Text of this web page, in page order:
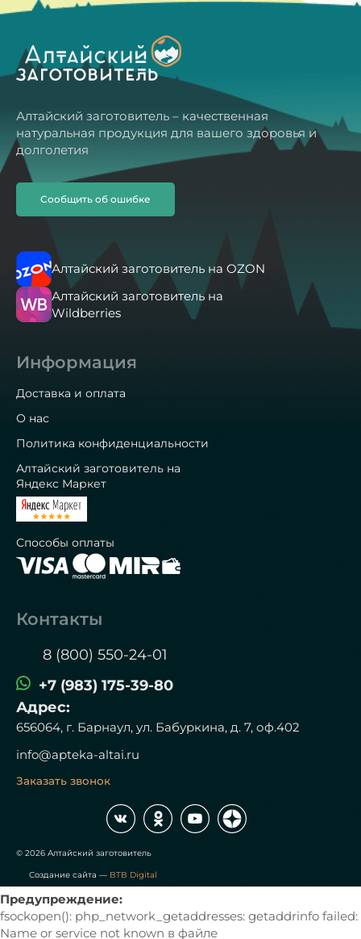
Алтайский заготовитель – качественная
натуральная продукция для вашего здоровья и
долголетия
Сообщить об ошибке
Алтайский заготовитель на OZON
Алтайский заготовитель на
Wildberries
Информация
Доставка и оплата
О нас
Политика конфиденциальности
Алтайский заготовитель на
Яндекс Маркет
Способы оплаты
Контакты
8 (800) 550-24-01
+7 (983) 175-39-80
Адрес:
656064, г. Барнаул, ул. Бабуркина, д. 7, оф.402
info@apteka-altai.ru
Заказать звонок
© 2026 Алтайский заготовитель
Создание сайта — BTB Digital
Предупреждение:
fsockopen(): php_network_getaddresses: getaddrinfo failed:
Name or service not known в файле